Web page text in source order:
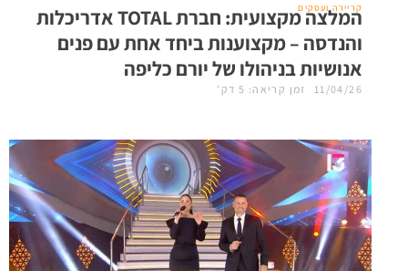
קריירה ועסקים
המלצה מקצועית: חברת TOTAL אדריכלות
והנדסה – מקצוענות ביחד אחת עם פנים
אנושיות בניהולו של יורם כליפה
11/04/26 זמן קריאה: 5 דק'